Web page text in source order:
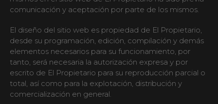
comunicación y aceptación por parte de los mismos.
El diseño del sitio web es propiedad de El Propietario,
desde su programación, edición, compilación y demás
elementos necesarios para su funcionamiento, por
tanto, será necesaria la autorización expresa y por
escrito de El Propietario para su reproducción parcial o
total, así como para la explotación, distribución y
comercialización en general.